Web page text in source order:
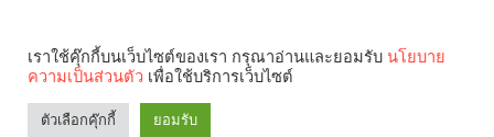
เราใช้คุ๊กกี้บนเว็บไซต์ของเรา กรุณาอ่านและยอมรับ นโยบาย
ความเป็นส่วนตัว เพื่อใช้บริการเว็บไซต์
ตัวเลือกคุ๊กกี้ ยอมรับ